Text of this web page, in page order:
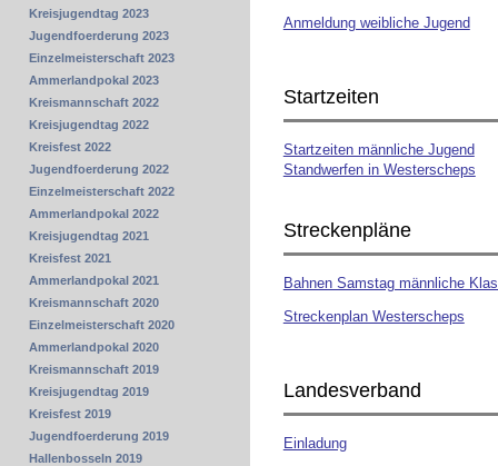
Anmeldung weibliche Jugend
Startzeiten
Startzeiten männliche Jugend
Standwerfen in Westerscheps
Streckenpläne
Bahnen Samstag männliche
Streckenplan Westerscheps
Landesverband
Einladung
Kreisjugendtag 2023
Jugendfoerderung 2023
Einzelmeisterschaft 2023
Ammerlandpokal 2023
Kreismannschaft 2022
Kreisjugendtag 2022
Kreisfest 2022
Jugendfoerderung 2022
Einzelmeisterschaft 2022
Ammerlandpokal 2022
Kreisjugendtag 2021
Kreisfest 2021
Ammerlandpokal 2021
Kreismannschaft 2020
Einzelmeisterschaft 2020
Ammerlandpokal 2020
Kreismannschaft 2019
Kreisjugendtag 2019
Kreisfest 2019
Jugendfoerderung 2019
Hallenbosseln 2019